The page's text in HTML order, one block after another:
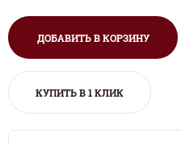
ДОБАВИТЬ В КОРЗИНУ
КУПИТЬ В 1 КЛИК